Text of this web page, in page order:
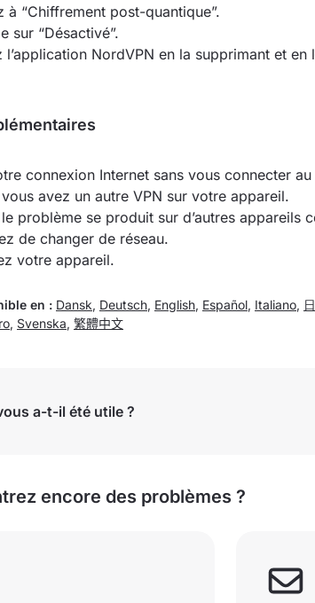
à “Chiffrement post-quantique”.
sur “Désactivé”.
l’application NordVPN en la supprimant et en
connexion Internet sans vous connecter au
avez un autre VPN sur votre appareil.
problème se produit sur d’autres appareils
de changer de réseau.
votre appareil.
en : Dansk, Deutsch, English, Español, Italiano,
, Svenska, 繁體中文
a-t-il été utile ?
encore des problèmes ?